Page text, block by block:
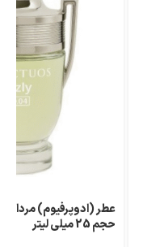
عطر (ادوپرفیوم) مردانه
SAVAGEE حجم 25 میلی لیتر